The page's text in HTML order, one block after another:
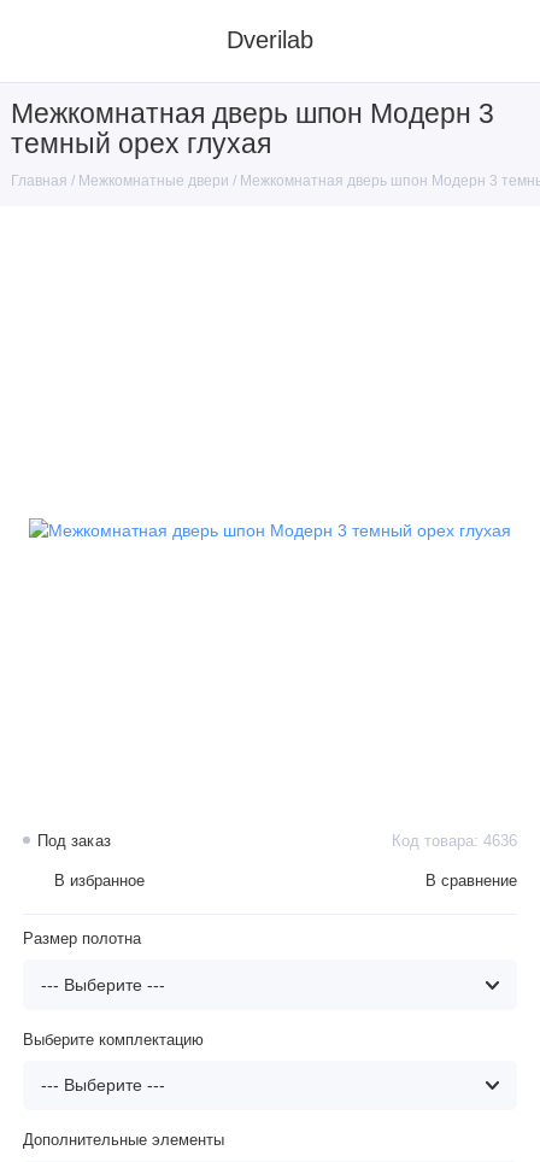
Dverilab
Межкомнатная дверь шпон Модерн 3
темный орех глухая
Главная Межкомнатные двери Межкомнатная дверь шпон Модерн 3
Под заказ Код товара: 4636
В избранное В сравнение
Размер полотна
Выберите комплектацию
Дополнительные элементы